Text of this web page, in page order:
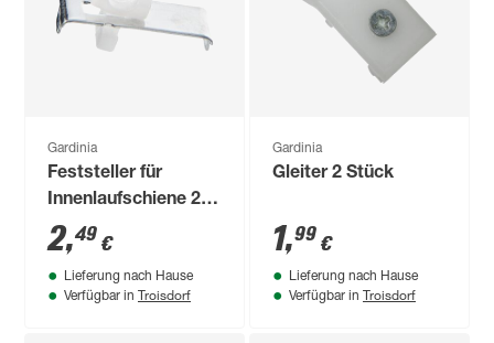
Gardinia
Feststeller für
Innenlaufschiene 2
Stück
2,49 €
Lieferung nach Hause
Verfügbar in Troisdorf
Gardinia
Gleiter 2 Stück
1,99 €
Lieferung nach Hause
Verfügbar in Troisdorf